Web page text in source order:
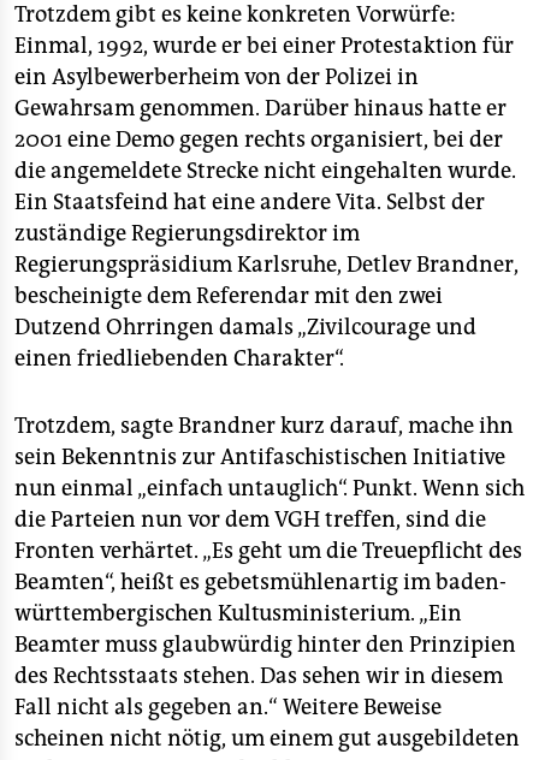
Trotzdem gibt es keine konkreten Vorwürfe:
Einmal, 1992, wurde er bei einer Protestaktion für
ein Asylbewerberheim von der Polizei in
Gewahrsam genommen. Darüber hinaus hatte er
2001 eine Demo gegen rechts organisiert, bei der
die angemeldete Strecke nicht eingehalten wurde.
Ein Staatsfeind hat eine andere Vita. Selbst der
zuständige Regierungsdirektor im
Regierungspräsidium Karlsruhe, Detlev Brandner,
bescheinigte dem Referendar mit den zwei
Dutzend Ohrringen damals „Zivilcourage und
einen friedliebenden Charakter“.
Trotzdem, sagte Brandner kurz darauf, mache ihn
sein Bekenntnis zur Antifaschistischen Initiative
nun einmal „einfach untauglich“. Punkt. Wenn sich
die Parteien nun vor dem VGH treffen, sind die
Fronten verhärtet. „Es geht um die Treuepflicht des
Beamten“, heißt es gebetsmühlenartig im baden-
württembergischen Kultusministerium. „Ein
Beamter muss glaubwürdig hinter den Prinzipien
des Rechtsstaats stehen. Das sehen wir in diesem
Fall nicht als gegeben an.“ Weitere Beweise
scheinen nicht nötig, um einem gut ausgebildeten